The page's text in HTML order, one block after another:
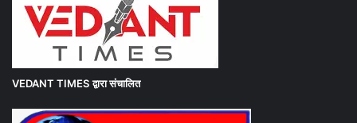
VEDANT TIMES द्वारा संचालित